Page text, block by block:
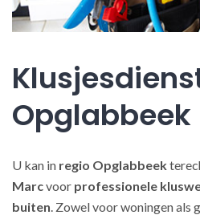
Opglabbeek
U kan in regio Opglabbeek
Marcvoor professionele
buiten. Zowel voor woningen als